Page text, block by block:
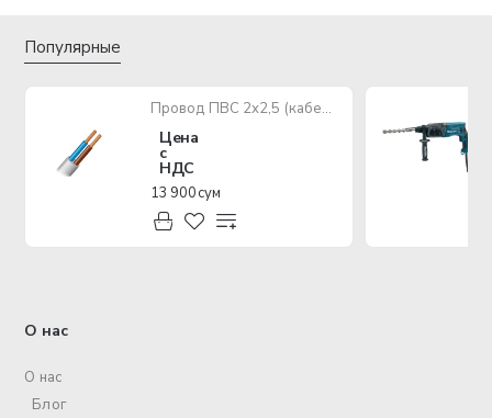
Популярные
Провод ПВС 2х2,5 (кабель медный многожильный)
Цена
с
НДС
13 900 сум
О нас
О нас
Блог